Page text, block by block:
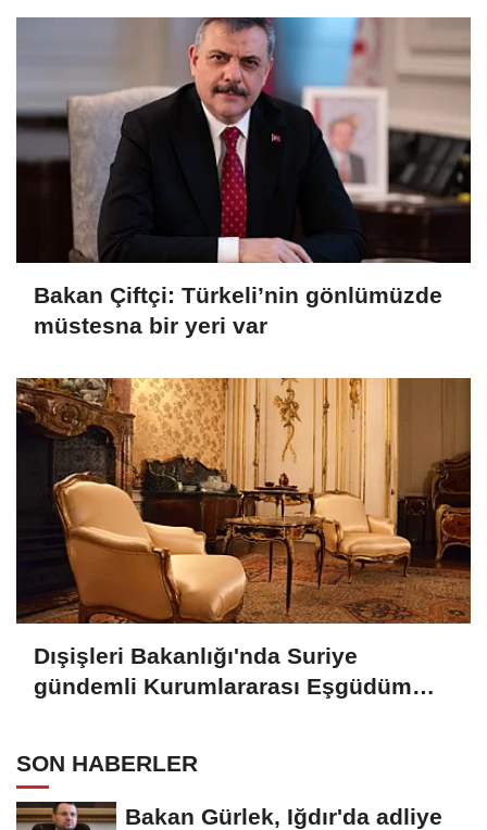
Bakan Çiftçi: Türkeli’nin gönlümüzde
müstesna bir yeri var
Dışişleri Bakanlığı'nda Suriye
gündemli Kurumlararası Eşgüdüm
SON HABERLER
Bakan Gürlek, Iğdır'da adliye